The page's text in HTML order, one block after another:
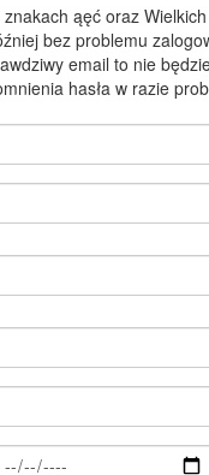
ąęć oraz
bez problemu
email to nie
hasła w razie